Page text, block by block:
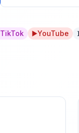
TikTok ▶️YouTube